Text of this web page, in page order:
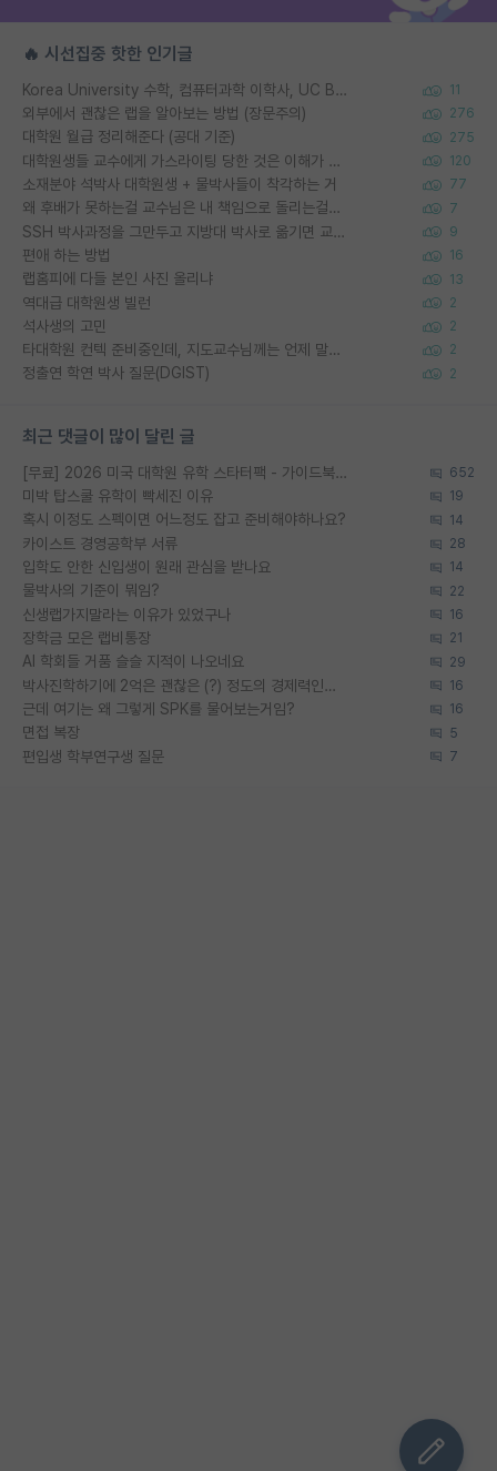
🔥 시선집중 핫한 인기글
Korea University 수학, 컴퓨터과학 이학사, UC Berkeley 산업공학 대학원 공학박사가 되는 것은 쉽지 않겠죠? 11
외부에서 괜찮은 랩을 알아보는 방법 (장문주의) 276
대학원 월급 정리해준다 (공대 기준) 275
대학원생들 교수에게 가스라이팅 당한 것은 이해가 갑니다. 안타깝네요. 120
소재분야 석박사 대학원생 + 물박사들이 착각하는 거 77
왜 후배가 못하는걸 교수님은 내 책임으로 돌리는걸까요? 7
SSH 박사과정을 그만두고 지방대 박사로 옮기면 교수의 꿈은 끝일까요? 9
편애 하는 방법 16
랩홈피에 다들 본인 사진 올리냐 13
역대급 대학원생 빌런 2
석사생의 고민 2
타대학원 컨텍 준비중인데, 지도교수님께는 언제 말씀드려야 할까요? 2
정출연 학연 박사 질문(DGIST) 2
최근 댓글이 많이 달린 글
[무료] 2026 미국 대학원 유학 스타터팩 - 가이드북 & 합격자 컨택메일 템플릿 652
미박 탑스쿨 유학이 빡세진 이유 19
혹시 이정도 스펙이면 어느정도 잡고 준비해야하나요? 14
카이스트 경영공학부 서류 28
입학도 안한 신입생이 원래 관심을 받나요 14
물박사의 기준이 뭐임? 22
신생랩가지말라는 이유가 있었구나 16
장학금 모은 랩비통장 21
AI 학회들 거품 슬슬 지적이 나오네요 29
박사진학하기에 2억은 괜찮은 (?) 정도의 경제력인가요 16
근데 여기는 왜 그렇게 SPK를 물어보는거임? 16
면접 복장 5
편입생 학부연구생 질문 7